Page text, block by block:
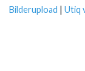
Bilderupload | Utiq